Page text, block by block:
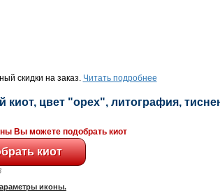
скидки на заказ. Читать подробнее
цвет "орех", литография,
Вы можете подобрать киот
иконы.